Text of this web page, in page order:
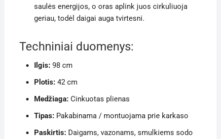
saulės energijos, o oras aplink juos cirkuliuoja
geriau, todėl daigai auga tvirtesni.
Techniniai duomenys:
Ilgis:98 cm
Plotis:42 cm
Medžiaga:Cinkuotas plienas
Tipas:Pakabinama / montuojama prie karkaso
Paskirtis:Daigams, vazonams, smulkiems sodo